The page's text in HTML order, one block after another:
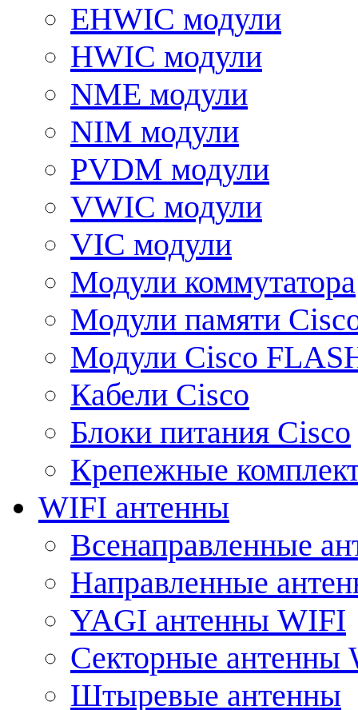
EHWIC модули
HWIC модули
NME модули
NIM модули
PVDM модули
VWIC модули
VIC модули
Модули коммутатора
Модули памяти
Модули Cisco
Кабели Cisco
Блоки питания Cisco
Крепежные
WIFI антенны
Всенаправленные
Направленные
YAGI антенны WIFI
Секторные антенны
Штыревые антенны